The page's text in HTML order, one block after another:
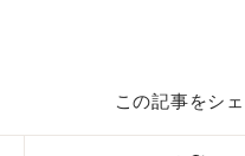
この記事をシ